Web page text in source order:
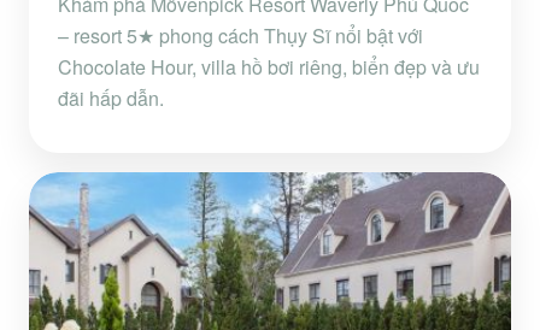
– resort 5★ phong cách Thụy Sĩ nổi bật với
Chocolate Hour, villa hồ bơi riêng, biển đẹp và ưu
đãi hấp dẫn.